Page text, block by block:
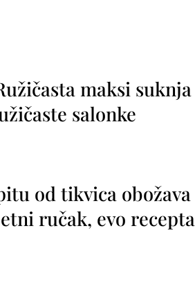
maksi
salonke
od tikvica obožava
ručak, evo recepta